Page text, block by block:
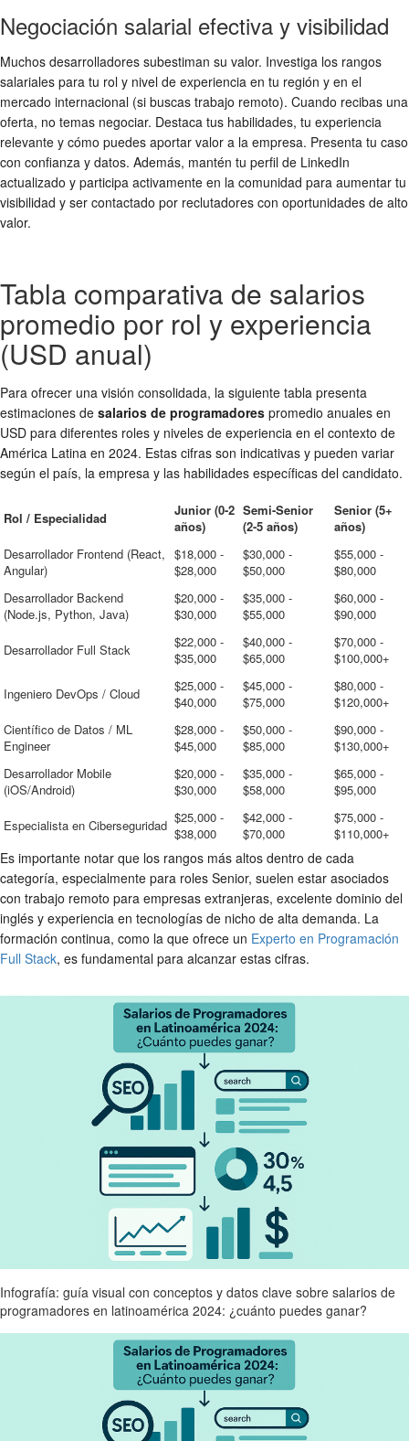
Negociación salarial efectiva y visibilidad
Muchos desarrolladores subestiman su valor. Investiga los rangos
salariales para tu rol y nivel de experiencia en tu región y en el
mercado internacional (si buscas trabajo remoto). Cuando recibas una
oferta, no temas negociar. Destaca tus habilidades, tu experiencia
relevante y cómo puedes aportar valor a la empresa. Presenta tu caso
con confianza y datos. Además, mantén tu perfil de LinkedIn
actualizado y participa activamente en la comunidad para aumentar tu
visibilidad y ser contactado por reclutadores con oportunidades de alto
valor.
Tabla comparativa de salarios
promedio por rol y experiencia
(USD anual)
Para ofrecer una visión consolidada, la siguiente tabla presenta
estimaciones de salarios de programadores promedio anuales en
USD para diferentes roles y niveles de experiencia en el contexto de
América Latina en 2024. Estas cifras son indicativas y pueden variar
según el país, la empresa y las habilidades específicas del candidato.
Rol / Especialidad
Junior (0-2
años)
Semi-Senior
(2-5 años)
Senior (5+
años)
Desarrollador Frontend (React,
Angular)
$18,000 -
$28,000
$30,000 -
$50,000
$55,000 -
$80,000
Desarrollador Backend
(Node.js, Python, Java)
$20,000 -
$30,000
$35,000 -
$55,000
$60,000 -
$90,000
Desarrollador Full Stack
$22,000 -
$35,000
$40,000 -
$65,000
$70,000 -
$100,000+
Ingeniero DevOps / Cloud
$25,000 -
$40,000
$45,000 -
$75,000
$80,000 -
$120,000+
Científico de Datos / ML
Engineer
$28,000 -
$45,000
$50,000 -
$85,000
$90,000 -
$130,000+
Desarrollador Mobile
(iOS/Android)
$20,000 -
$30,000
$35,000 -
$58,000
$65,000 -
$95,000
Especialista en Ciberseguridad $25,000 -
$38,000
$42,000 -
$70,000
$75,000 -
$110,000+
Es importante notar que los rangos más altos dentro de cada
categoría, especialmente para roles Senior, suelen estar asociados
con trabajo remoto para empresas extranjeras, excelente dominio del
inglés y experiencia en tecnologías de nicho de alta demanda. La
formación continua, como la que ofrece un Experto en Programación
Full Stack, es fundamental para alcanzar estas cifras.
Infografía: guía visual con conceptos y datos clave sobre salarios de
programadores en latinoamérica 2024: ¿cuánto puedes ganar?